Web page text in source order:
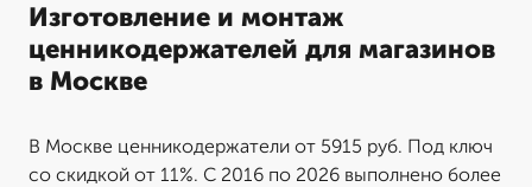
Изготовление и монтаж
ценникодержателей для магазинов
в Москве
В Москве ценникодержатели от 5915 руб. Под ключ
со скидкой от 11%. С 2016 по 2026 выполнено более